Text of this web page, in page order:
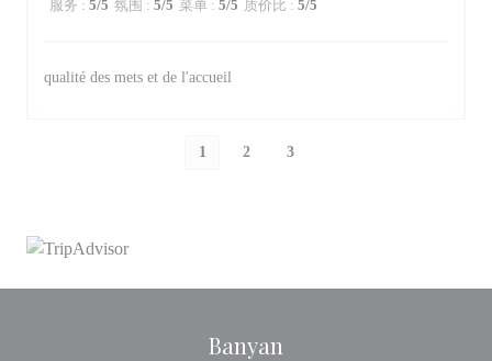
服务 : 5/5 氛围 : 5/5 菜单 : 5/5 质价比 : 5/5
qualité des mets et de l'accueil
1 2 3
Banyan